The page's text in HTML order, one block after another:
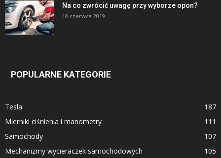
Na co zwrócić uwagę przy wyborze opon?
10 czerwca 2019
POPULARNE KATEGORIE
Tesla
187
Mierniki ciśnienia i manometry
111
Samochody
107
Mechanizmy wycieraczek samochodowych
105